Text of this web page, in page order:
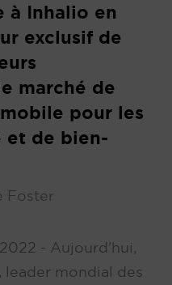
à Inhalio en
exclusif de
marché de
pour les
et de bien-
Foster
- Aujourd'hui,
leader mondial des